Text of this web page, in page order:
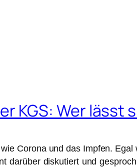
KGS: Wer lässt
Corona und das Impfen.
darüber diskutiert und